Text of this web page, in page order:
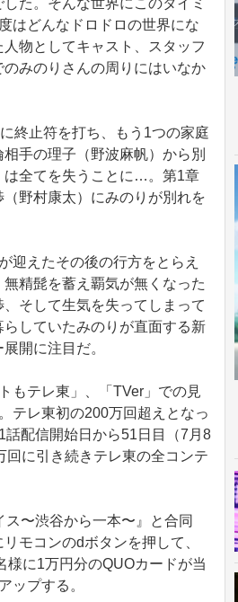
た。そんな世界にこのタイミ
はどんなドロドロの世界にな
物としてキャスト、スタッフ
みのりさんの周りにはいなか
終止符を打ち、もう1つの家庭
手の理子（野波麻帆）から別
は全てを失うことに…。第1章
野村康太）にみのりが別れを
迎えたその後の行方をとらえ
精髭を蓄え覇気が無くなった
そして生気を失ってしまって
していたみのりが直面する新
開に注目だ。
もテレ東」、「TVer」での見
テレ東初の200万回超えとなっ
配信開始日から51日目（7月8
に引き続きテレ東の全コンテ
〜渋谷から一本〜』と合同
モコンのdボタンを押して、
様に1万円分のQUOカードが当
ップする。